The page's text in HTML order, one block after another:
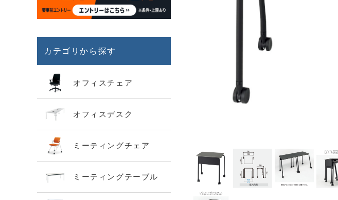
カテゴリから探す
オフィスチェア
オフィスデスク
ミーティングチェア
ミーティングテーブル